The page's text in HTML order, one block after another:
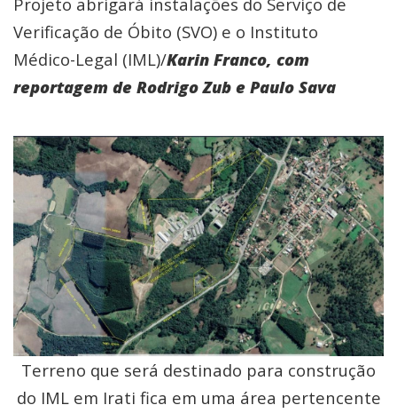
Verificação de Óbito (SVO) e o Instituto
Médico-Legal (IML)/Karin Franco, com
reportagem de Rodrigo Zub e Paulo Sava
Terreno que será destinado para construção
do IML em Irati fica em uma área pertencente